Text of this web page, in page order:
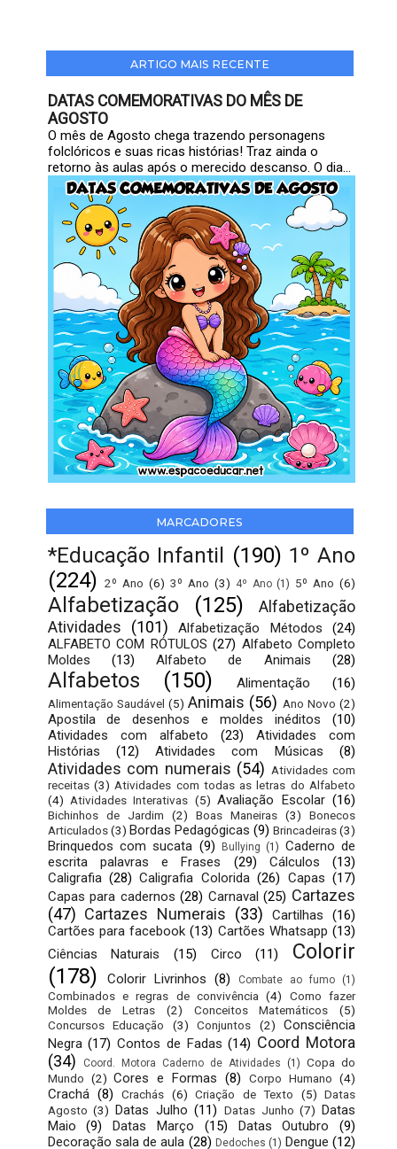
ARTIGO MAIS RECENTE
DATAS COMEMORATIVAS DO MÊS DE
AGOSTO
O mês de Agosto chega trazendo personagens
folclóricos e suas ricas histórias! Traz ainda o
retorno às aulas após o merecido descanso. O dia...
MARCADORES
*Educação Infantil (190) 1º Ano
(224) 2º Ano (6) 3º Ano (3) 4º Ano (1) 5º Ano (6)
Alfabetização (125)
Alfabetização
Atividades
(101) Alfabetização Métodos
(24)
ALFABETO COM RÓTULOS (27) Alfabeto Completo
Moldes
(13) Alfabeto de Animais (28)
Alfabetos (150) Alimentação (16)
Alimentação Saudável (5) Animais (56) Ano Novo (2)
Apostila de desenhos e moldes inéditos
(10)
Atividades com alfabeto
(23)
Atividades com
Histórias
(12) Atividades com Músicas (8)
Atividades com numerais (54) Atividades com
receitas (3) Atividades com todas as letras do Alfabeto
(4) Atividades Interativas (5) Avaliação Escolar (16)
Bichinhos de Jardim (2) Boas Maneiras (3)
Bonecos
Articulados (3) Bordas Pedagógicas (9) Brincadeiras(3)
Brinquedos com sucata (9) Bullying (1) Caderno de
escrita palavras e Frases
(29) Cálculos
(13)
Caligrafia (28) Caligrafia Colorida (26) Capas (17)
Capas para cadernos (28) Carnaval (25) Cartazes
(47) Cartazes Numerais (33) Cartilhas
(16)
Cartões para facebook (13) Cartões Whatsapp (13)
Ciências Naturais
(15) Circo (11)
Colorir
(178)
Colorir Livrinhos (8) Combate ao fumo (1)
Combinados e regras de convivência (4)
Como fazer
Moldes de Letras
(2) Conceitos Matemáticos
(5)
Concursos Educação
(3) Conjuntos (2)
Consciência
Negra (17) Contos de Fadas (14) Coord Motora
(34)
Coord. Motora Caderno de Atividades (1) Copa do
Mundo (2) Cores e Formas (8) Corpo Humano (4)
Crachá (8) Crachás (6) Criação de Texto (5) Datas
Agosto (3) Datas Julho (11) Datas Junho (7) Datas
Maio
(9) Datas Março (15) Datas Outubro
(9)
Decoração sala de aula (28) Dedoches (1) Dengue (12)